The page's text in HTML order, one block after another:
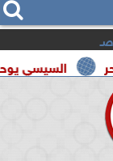
السيسي يوحد